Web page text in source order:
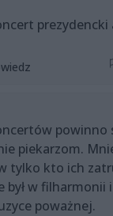
powinno
piekarzom.
tylko kto ich
był w filharmonii
poważnej.